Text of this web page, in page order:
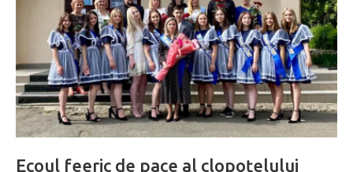
Ecoul feeric de pace al clopoțelului